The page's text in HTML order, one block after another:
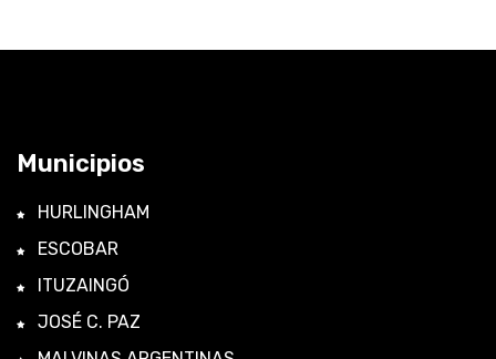
Municipios
HURLINGHAM
ESCOBAR
ITUZAINGÓ
JOSÉ C. PAZ